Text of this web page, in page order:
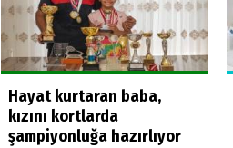
Hayat kurtaran baba,
kızını kortlarda
şampiyonluğa hazırlıyor